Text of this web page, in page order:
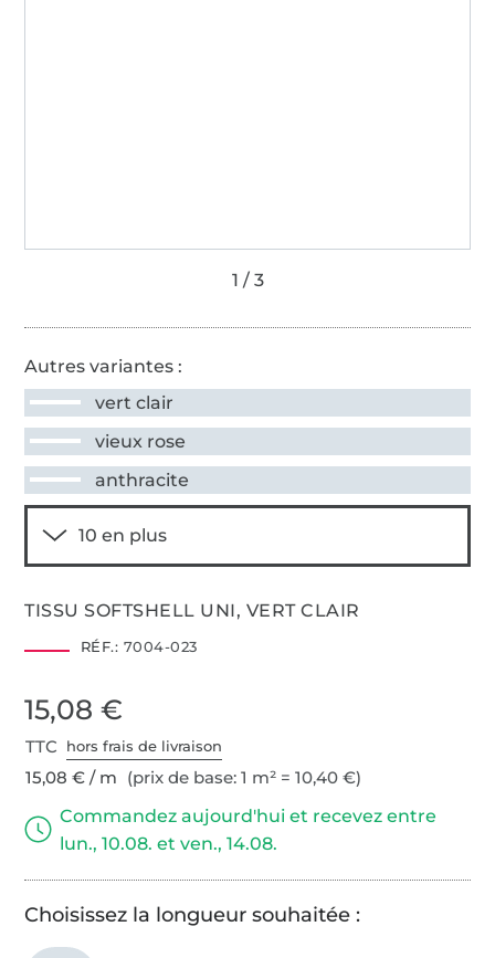
Autres variantes :
vert clair
vieux rose
anthracite
TISSU SOFTSHELL UNI, VERT CLAIR
RÉF.: 7004-023
15,08 €
TTC hors frais de livraison
15,08 € / m (prix de base: 1 m² = 10,40 €)
Commandez aujourd'hui et recevez entre
lun., 10.08. et ven., 14.08.
Choisissez la longueur souhaitée :